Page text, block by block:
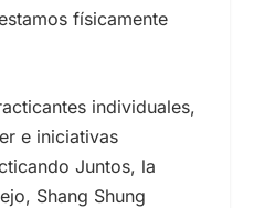
físicamente
individuales,
e iniciativas
Juntos, la
Shang Shung